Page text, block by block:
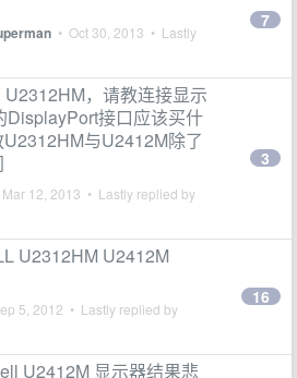
• Oct 30, 2013 • Lastly
7
，请教连接显示
DisplayPort接口应该买什
与U2412M除了
Mar 12, 2013 • Lastly replied by
3
U2312HM U2412M
5, 2012 • Lastly replied by
16
U2412M 显示器结果悲